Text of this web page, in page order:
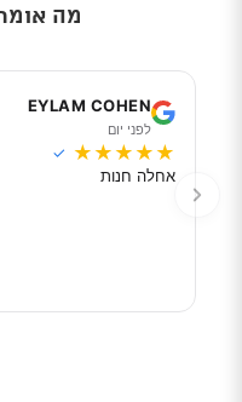
מה
EYLAM COHEN
לפני יום
★
★
★
★
★
✓
אחלה חנות